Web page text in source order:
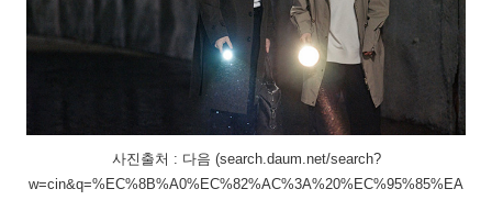
사진출처 : 다음 (search.daum.net/search?
w=cin&q=%EC%8B%A0%EC%82%AC%3A%20%EC%95%85%EA